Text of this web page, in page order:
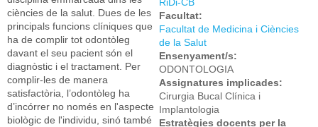
ciències de la salut. Dues de les
principals funcions clíniques que
ha de complir tot odontòleg
davant el seu pacient són el
diagnòstic i el tractament. Per
complir-les de manera
satisfactòria, l’odontòleg ha
d’incórrer no només en l'aspecte
biològic de l'individu, sinó també
Facultat:
Facultat de Medicina i Ciències
de la Salut
Ensenyament/s:
ODONTOLOGIA
Assignatures implicades:
Cirurgia Bucal Clínica i
Implantologia
Estratègies docents per la